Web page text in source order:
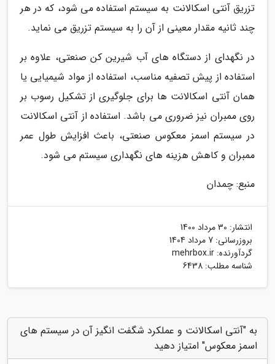
تزریق آنتی اسکالانت به سیستم استفاده می شود، که در هر
چند ثانیه مقدار معینی از آن را به سیستم تزریق می نماید.
در نگهدای از دستگاه های آب شیرین کن صنعتی، علاوه بر
استفاده از پیش تصفیه مناسب، استفاده از مواد شیمیایی یا
همان آنتی اسکالانت ها برای جلوگیری از تشکیل رسوب بر
روی ممبران نیز ضروری می باشد. استفاده از آنتی اسکالانت
در سیستم اسمز معکوس صنعتی، باعث افزایش طول عمر
ممبران و کاهش هزینه های نگهداری سیستم می شود.
منبع: چمدان
انتشار: 30 مرداد 1400
بروزرسانی: 7 مرداد 1404
گردآورنده: mehrbox.ir
شناسه مطلب: 6438
به "آنتی اسکالانت و عملکرد شگفت انگیز آن در سیستم های
اسمز معکوس" امتیاز دهید